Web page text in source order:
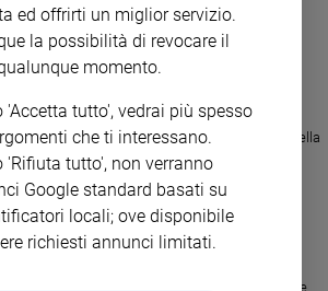
è polemica
liceo classico Parini di Milano sono state
per la sfilata di Chiara Boni nella settimana della
polemica.
Abercrombie
noto marchio è nato il filone nella moda in stile
ed offrirti un miglior servizio.
la possibilità di revocare il
momento.
'Accetta tutto', vedrai più spesso
che ti interessano.
'Rifiuta tutto', non verranno
Google standard basati su
locali; ove disponibile
richiesti annunci limitati.